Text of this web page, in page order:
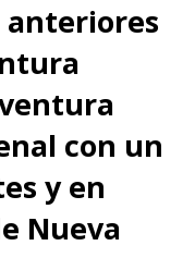
anteriores
con un
y en
Nueva